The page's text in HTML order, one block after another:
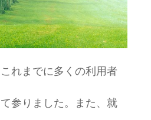
れまでに多くの利用者
参りました。また、就